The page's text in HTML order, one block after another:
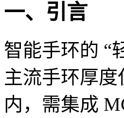
一、引言
智能手环的 “
主流手环厚度
内，需集成